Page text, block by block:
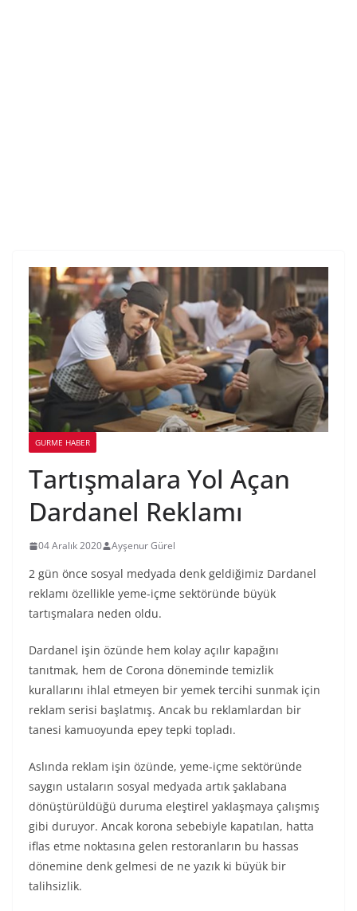
GURME HABER
Tartışmalara Yol Açan
Dardanel Reklamı
04 Aralık 2020 Ayşenur Gürel
2 gün önce sosyal medyada denk geldiğimiz Dardanel
reklamı özellikle yeme-içme sektöründe büyük
tartışmalara neden oldu.
Dardanel işin özünde hem kolay açılır kapağını
tanıtmak, hem de Corona döneminde temizlik
kurallarını ihlal etmeyen bir yemek tercihi sunmak için
reklam serisi başlatmış. Ancak bu reklamlardan bir
tanesi kamuoyunda epey tepki topladı.
Aslında reklam işin özünde, yeme-içme sektöründe
saygın ustaların sosyal medyada artık şaklabana
dönüştürüldüğü duruma eleştirel yaklaşmaya çalışmış
gibi duruyor. Ancak korona sebebiyle kapatılan, hatta
iflas etme noktasına gelen restoranların bu hassas
dönemine denk gelmesi de ne yazık ki büyük bir
talihsizlik.